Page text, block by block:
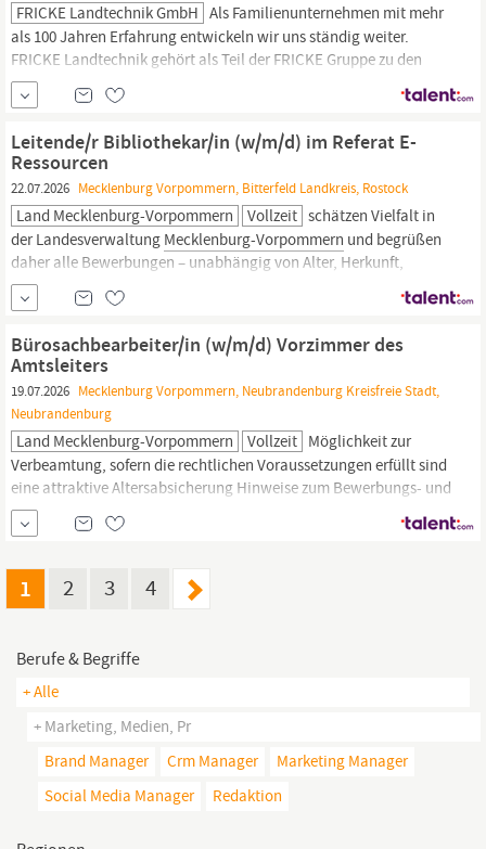
FRICKE Landtechnik GmbH Als Familienunternehmen mit mehr
als 100 Jahren Erfahrung entwickeln wir uns ständig weiter.
FRICKE Landtechnik gehört als Teil der FRICKE Gruppe zu den
größten Landtechnikhäusern in Deutschland. Wir bieten unseren
Kunden eine Top-Beratung sowie erstklassigen Werkstatt- und
Ersatzteilservice. An sechs Standorten in
Vorpommern
Leitende/r Bibliothekar/in (w/m/d) im Referat E-
Ressourcen
22.07.2026 Mecklenburg Vorpommern, Bitterfeld Landkreis, Rostock
Land Mecklenburg-Vorpommern Vollzeit schätzen Vielfalt in
der Landesverwaltung Mecklenburg-Vorpommern und begrüßen
daher alle Bewerbungen – unabhängig von Alter, Herkunft,
Geschlecht, sexueller Identität, Behinderung oder
Weltanschauung. Bewerbungen von Frauen begrüßen wir
besonders. Schwerbehinderte Bewerberinnen und Bewerber und
ihnen Gleichgestellte
Bürosachbearbeiter/in (w/m/d) Vorzimmer des
Amtsleiters
19.07.2026 Mecklenburg Vorpommern, Neubrandenburg Kreisfreie Stadt,
Neubrandenburg
Land Mecklenburg-Vorpommern Vollzeit Möglichkeit zur
Verbeamtung, sofern die rechtlichen Voraussetzungen erfüllt sind
eine attraktive Altersabsicherung Hinweise zum Bewerbungs- und
Auswahlverfahren Wir schätzen Vielfalt in der Landesverwaltung
Mecklenburg-Vorpommern
sexueller
1 2 3 4
Berufe & Begriffe
+ Alle
+ Marketing, Medien, Pr
Brand Manager
Crm Manager
Marketing Manager
Social Media Manager
Redaktion